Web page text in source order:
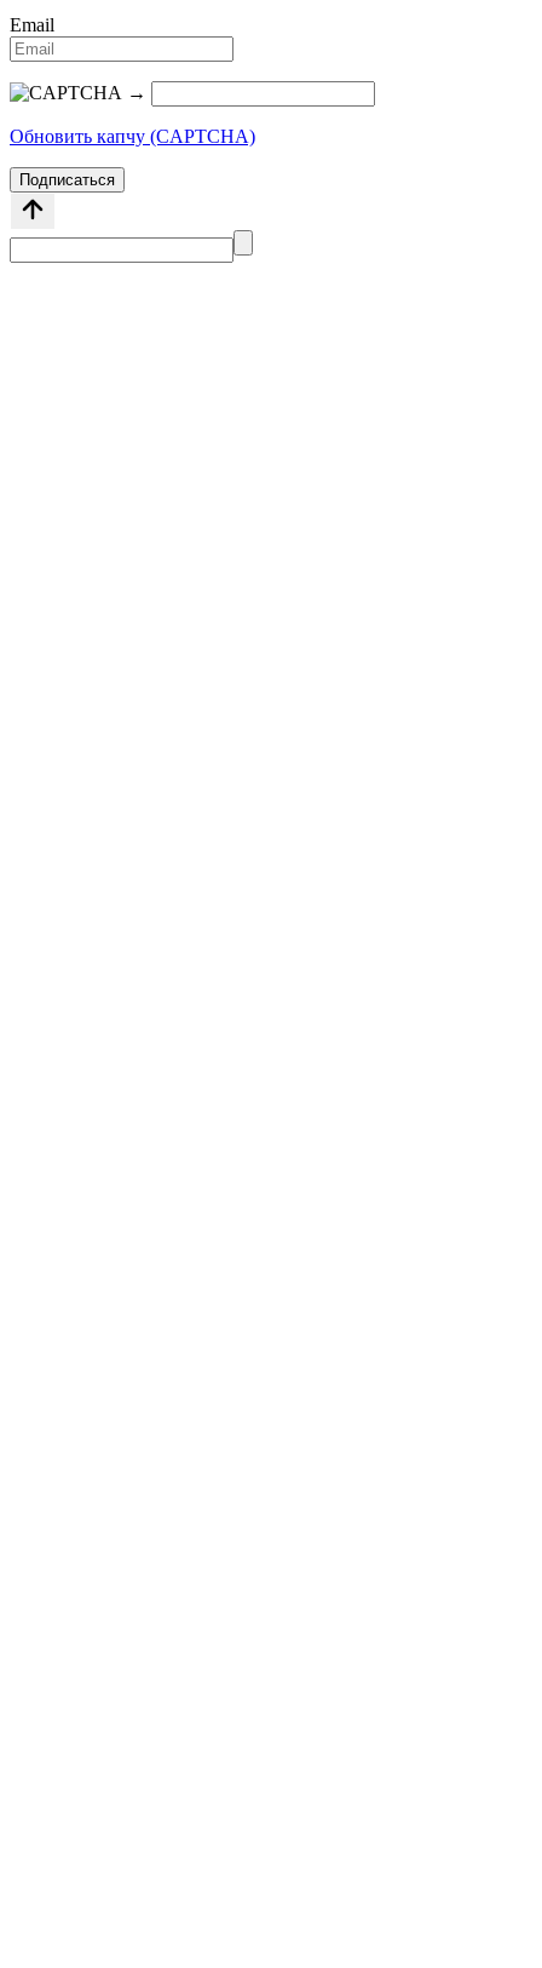
Email
→
Обновить капчу (CAPTCHA)
Подписаться